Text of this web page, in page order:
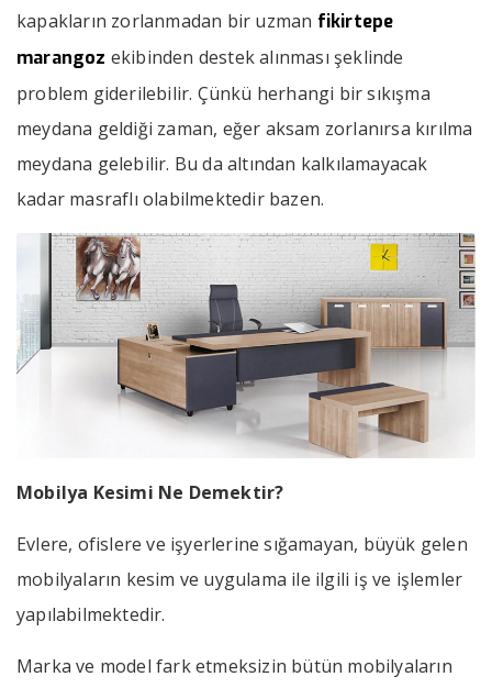
kapakların zorlanmadan bir uzman fikirtepe
marangoz ekibinden destek alınması şeklinde
problem giderilebilir. Çünkü herhangi bir sıkışma
meydana geldiği zaman, eğer aksam zorlanırsa kırılma
meydana gelebilir. Bu da altından kalkılamayacak
kadar masraflı olabilmektedir bazen.
Mobilya Kesimi Ne Demektir?
Evlere, ofislere ve işyerlerine sığamayan, büyük gelen
mobilyaların kesim ve uygulama ile ilgili iş ve işlemler
yapılabilmektedir.
Marka ve model fark etmeksizin bütün mobilyaların